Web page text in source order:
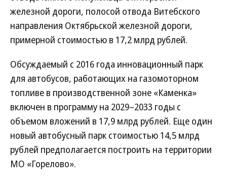
железной дороги, полосой отвода Витебского
направления Октябрьской железной дороги,
примерной стоимостью в 17,2 млрд рублей.
Обсуждаемый с 2016 года инновационный парк
для автобусов, работающих на газомоторном
топливе в производственной зоне «Каменка»
включен в программу на 2029–2033 годы с
объемом вложений в 17,9 млрд рублей. Еще один
новый автобусный парк стоимостью 14,5 млрд
рублей предполагается построить на территории
МО «Горелово».